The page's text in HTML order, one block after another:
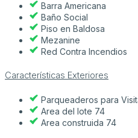
Barra Americana
Baño Social
Piso en Baldosa
Mezanine
Red Contra Incendios
Características Exteriores
Parqueaderos para
Area del lote 74
Area construida 74